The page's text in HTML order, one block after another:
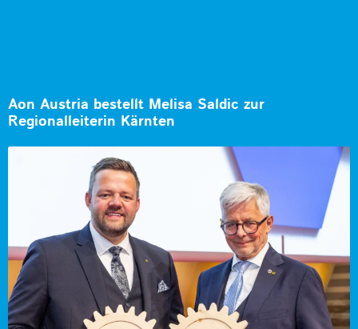
Aon Austria bestellt Melisa Saldic zur
Regionalleiterin Kärnten